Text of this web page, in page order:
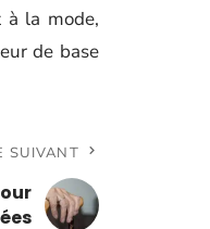
à la mode,
de base
SUIVANT